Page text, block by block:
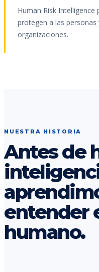
Human Risk Intelligence
protegen a las
organizaciones.
NUESTRA HISTORIA
Antes de
entender
humano.